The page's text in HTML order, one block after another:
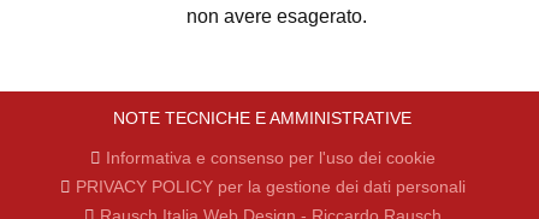
non avere esagerato.
NOTE TECNICHE E AMMINISTRATIVE
Informativa e consenso per l'uso dei cookie
PRIVACY POLICY per la gestione dei dati personali
Rausch Italia Web Design - Riccardo Rausch